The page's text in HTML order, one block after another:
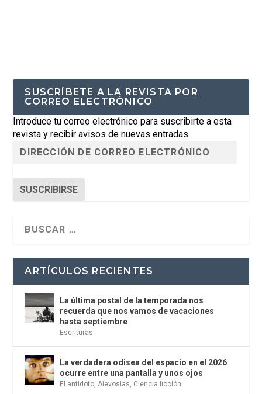
SUSCRÍBETE A LA REVISTA POR
CORREO ELECTRÓNICO
Introduce tu correo electrónico para suscribirte a esta
revista y recibir avisos de nuevas entradas.
SUSCRIBIRSE
ARTÍCULOS RECIENTES
La última postal de la temporada nos
recuerda que nos vamos de vacaciones
hasta septiembre
Escrituras
La verdadera odisea del espacio en el 2026
ocurre entre una pantalla y unos ojos
El antídoto,Alevosías, Ciencia ficción